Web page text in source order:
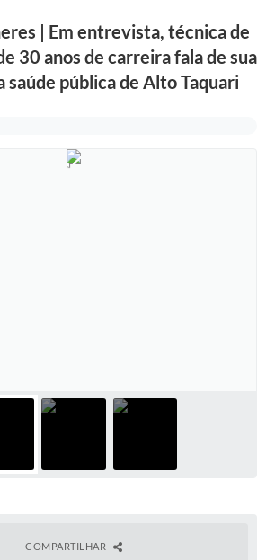
| Em entrevista, técnica de
30 anos de carreira fala de sua
saúde pública de Alto Taquari
COMPARTILHAR